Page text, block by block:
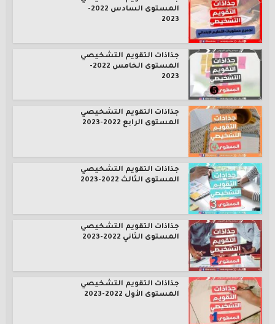
المستوى السادس 2022-
2023
جذاذات التقويم التشخيصي
المستوى الخامس 2022-
2023
جذاذات التقويم التشخيصي
المستوى الرابع 2022-2023
جذاذات التقويم التشخيصي
المستوى الثالث 2022-2023
جذاذات التقويم التشخيصي
المستوى الثاني 2022-2023
جذاذات التقويم التشخيصي
المستوى الأول 2022-2023